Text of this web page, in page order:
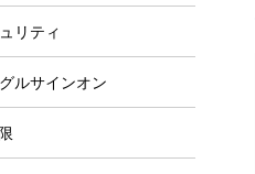
リティ
ルサインオン